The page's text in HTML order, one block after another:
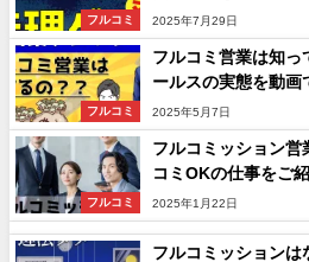
フルコミ 2025年7月29日
フルコミ
フルコミ営業は知っ
ールスの実態を動画
2025年5月7日
フルコミ
フルコミッション営
コミOKの仕事をご紹
2025年1月22日
フルコミッションは